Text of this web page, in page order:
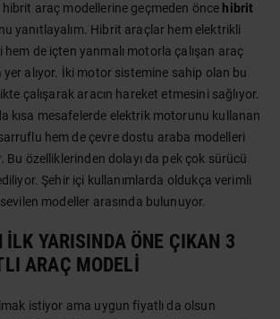
hibrit araç modellerine geçmeden önce hibrit
yanıtlayalım. Hibrit araçlar hem elektrikli
hem de içten yanmalı motorla çalışan araç
yer alıyor. İki motor sistemine sahip olan bu
çalışarak aracın hareket etmesini sağlıyor.
kısa mesafelerde elektrik motorunu kullanan
hem de çevre dostu araba modelleri
Bu özelliklerinden dolayı da pek çok sürücü
Şehir içi kullanımlarda oldukça verimli
modeller arasında bulunuyor.
YARISINDA ÖNE ÇIKAN 3
ARAÇ MODELI
istiyor ama uygun fiyatlı da olsun